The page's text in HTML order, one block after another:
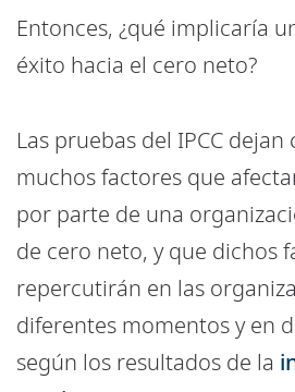
Entonces, ¿qué implicaría
éxito hacia el cero neto?
Las pruebas del IPCC
muchos factores que
por parte de una
de cero neto, y que dichos
repercutirán en las
diferentes momentos y en
según los resultados de la